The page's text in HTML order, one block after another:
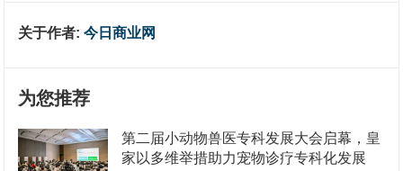
关于作者:今日商业网
为您推荐
第二届小动物兽医专科发展大会启幕，皇
家以多维举措助力宠物诊疗专科化发展